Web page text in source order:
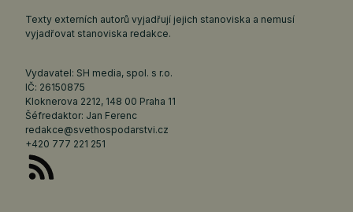
Texty externích autorů vyjadřují jejich stanoviska a nemusí
vyjadřovat stanoviska redakce.
Vydavatel: SH media, spol. s r.o.
IČ: 26150875
Kloknerova 2212, 148 00 Praha 11
Šéfredaktor: Jan Ferenc
redakce@svethospodarstvi.cz
+420 777 221 251